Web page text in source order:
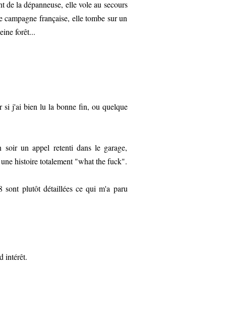
la dépanneuse, elle vole au secours
française, elle tombe sur un
forêt...
si j'ai bien lu la bonne fin, ou quelque
un appel retenti dans le garage,
histoire totalement "what the fuck".
sont plutôt détaillées ce qui m'a paru
intérêt.